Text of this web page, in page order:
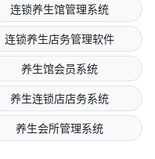
连锁养生馆管理系统
连锁养生店务管理软件
养生馆会员系统
养生连锁店店务系统
养生会所管理系统